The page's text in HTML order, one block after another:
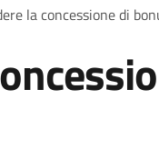
la concessione di